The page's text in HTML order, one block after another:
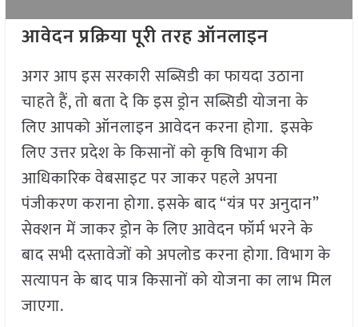
आवेदन प्रक्रिया पूरी तरह ऑनलाइन
अगर आप इस सरकारी सब्सिडी का फायदा उठाना
चाहते हैं, तो बता दे कि इस ड्रोन सब्सिडी योजना के
लिए आपको ऑनलाइन आवेदन करना होगा. इसके
लिए उत्तर प्रदेश के किसानों को कृषि विभाग की
आधिकारिक वेबसाइट पर जाकर पहले अपना
पंजीकरण कराना होगा. इसके बाद “यंत्र पर अनुदान”
सेक्शन में जाकर ड्रोन के लिए आवेदन फॉर्म भरने के
बाद सभी दस्तावेजों को अपलोड करना होगा. विभाग के
सत्यापन के बाद पात्र किसानों को योजना का लाभ मिल
जाएगा.